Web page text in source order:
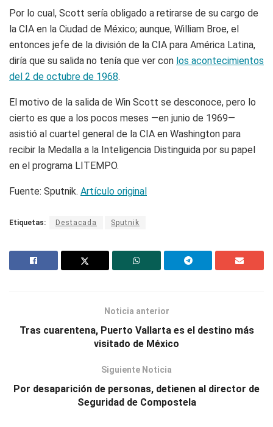
Por lo cual, Scott sería obligado a retirarse de su cargo de
la CIA en la Ciudad de México; aunque, William Broe, el
entonces jefe de la división de la CIA para América Latina,
diría que su salida no tenía que ver con los acontecimientos
del 2 de octubre de 1968.
El motivo de la salida de Win Scott se desconoce, pero lo
cierto es que a los pocos meses —en junio de 1969—
asistió al cuartel general de la CIA en Washington para
recibir la Medalla a la Inteligencia Distinguida por su papel
en el programa LITEMPO.
Fuente: Sputnik. Artículo original
Etiquetas: Destacada Sputnik
Noticia anterior
Tras cuarentena, Puerto Vallarta es el destino más
visitado de México
Siguiente Noticia
Por desaparición de personas, detienen al director de
Seguridad de Compostela